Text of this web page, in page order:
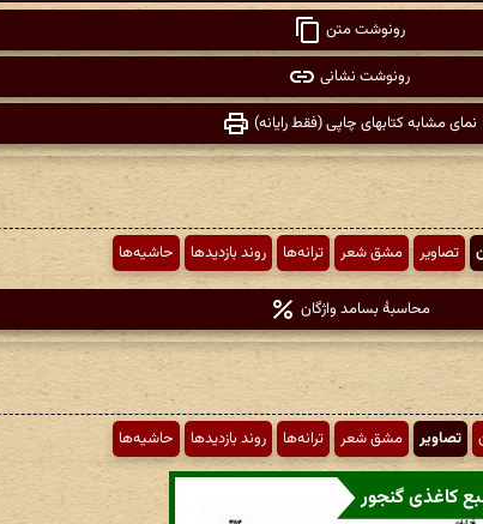
رونوشت متن
رونوشت نشانی
نمای مشابه کتابهای چاپی (فقط رایانه)
تصاویر مشق شعر ترانه‌ها روند بازدیدها حاشیه‌ها
محاسبهٔ بسامد واژگان
تصاویر مشق شعر ترانه‌ها روند بازدیدها حاشیه‌ها
کاغذی گنجور